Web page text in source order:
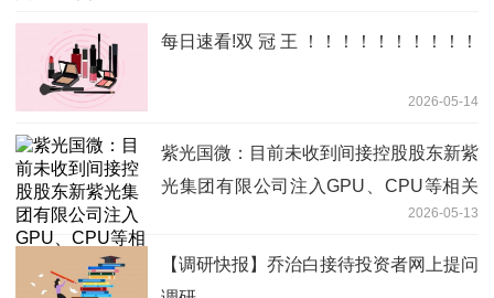
每日速看!双 冠 王 ！！！！！！！！！！
2026-05-14
紫光国微：目前未收到间接控股股东新紫
光集团有限公司注入GPU、CPU等相关
2026-05-13
【调研快报】乔治白接待投资者网上提问